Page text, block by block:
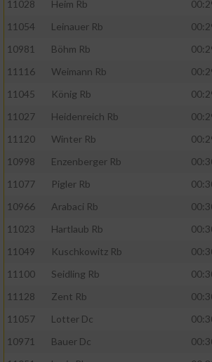
11028 Heim Rb
11054
Leinauer Rb
10981
Böhm Rb
11116
Weimann Rb
11045
König Rb
11027
Heidenreich Rb
11120
Winter Rb
10998
Enzenberger Rb
11077
Pigler Rb
10966
Arabaci Rb
11023
Hartlaub Rb
11049
Kuschkowitz Rb
11100
Seidling Rb
11128
Zent Rb
11057
Lotter Dc
10971
Bauer Dc